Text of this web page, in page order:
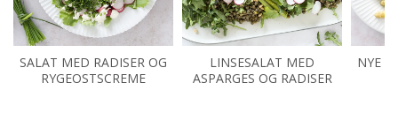
SALAT MED RADISER OG
RYGEOSTSCREME
LINSESALAT MED
ASPARGES OG RADISER
NYE